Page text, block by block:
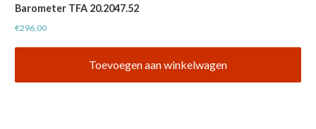
Barometer TFA 20.2047.52
€296,00
Toevoegen aan winkelwagen